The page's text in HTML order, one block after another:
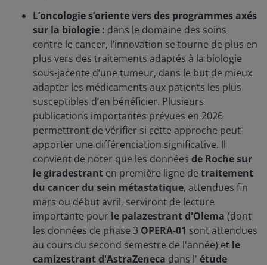
L’oncologie s’oriente vers des programmes axés
sur la biologie : dans le domaine des soins
contre le cancer, l’innovation se tourne de plus en
plus vers des traitements adaptés à la biologie
sous-jacente d’une tumeur, dans le but de mieux
adapter les médicaments aux patients les plus
susceptibles d’en bénéficier. Plusieurs
publications importantes prévues en 2026
permettront de vérifier si cette approche peut
apporter une différenciation significative. Il
convient de noter que les données de Roche sur
le giradestrant en première ligne de traitement
du cancer du sein métastatique, attendues fin
mars ou début avril, serviront de lecture
importante pour le palazestrant d'Olema (dont
les données de phase 3 OPERA-01 sont attendues
au cours du second semestre de l'année) et le
camizestrant d'AstraZeneca dans l' étude